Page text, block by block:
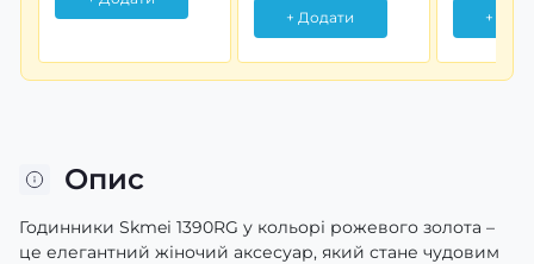
+ Додати +
Опис
Годинники Skmei 1390RG у кольорі рожевого золота –
це елегантний жіночий аксесуар, який стане чудовим